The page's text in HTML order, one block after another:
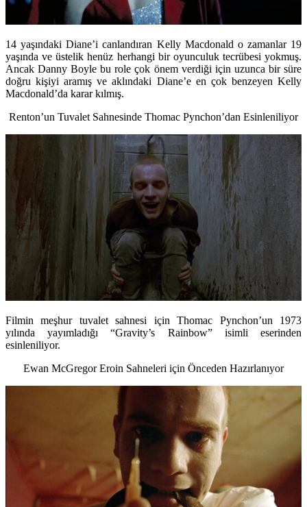
14 yaşındaki Diane’i canlandıran Kelly Macdonald o zamanlar 19
yaşında ve üstelik henüz herhangi bir oyunculuk tecrübesi yokmuş.
Ancak Danny Boyle bu role çok önem verdiği için uzunca bir süre
doğru kişiyi aramış ve aklındaki Diane’e en çok benzeyen Kelly
Macdonald’da karar kılmış.
Renton’un Tuvalet Sahnesinde Thomac Pynchon’dan Esinleniliyor
Filmin meşhur tuvalet sahnesi için Thomac Pynchon’un 1973
yılında yayımladığı “Gravity’s Rainbow” isimli eserinden
esinleniliyor.
Ewan McGregor Eroin Sahneleri için Önceden Hazırlanıyor